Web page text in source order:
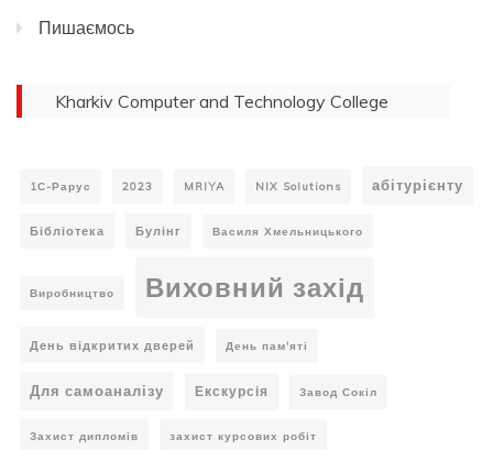
Пишаємось
Kharkiv Computer and Technology College
1С-Рарус 2023 MRIYA NIX Solutions абітурієнту
Бібліотека Булінг Василя Хмельницького
Виробництво Виховний захід
День відкритих дверей День пам'яті
Для самоаналізу Екскурсія Завод Сокіл
Захист дипломів захист курсових робіт